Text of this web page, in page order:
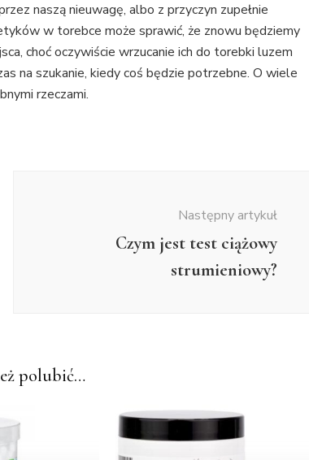
naszą nieuwagę, albo z przyczyn zupełnie
w torebce może sprawić, że znowu będziemy
choć oczywiście wrzucanie ich do torebki luzem
na szukanie, kiedy coś będzie potrzebne. O wiele
rzeczami.
Następny artykuł
Czym jest test ciążowy
strumieniowy?
polubić…